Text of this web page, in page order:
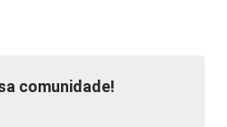
comunidade!